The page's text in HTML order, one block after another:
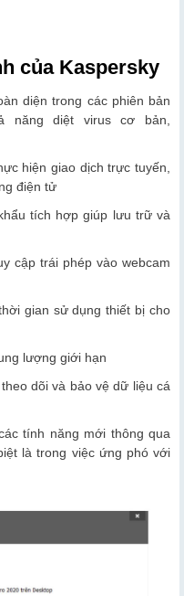
của Kaspersky
diện trong các phiên bản
năng diệt virus cơ bản,
hiện giao dịch trực tuyến,
điện tử
tích hợp giúp lưu trữ và
cập trái phép vào webcam
gian sử dụng thiết bị cho
lượng giới hạn
dõi và bảo vệ dữ liệu cá
tính năng mới thông qua
là trong việc ứng phó với